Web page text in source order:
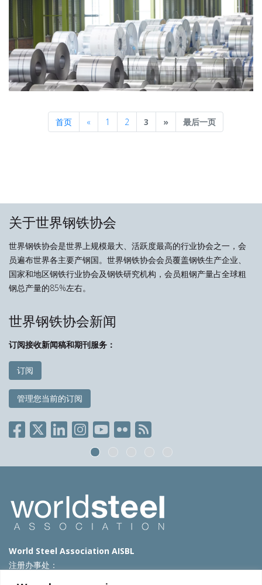
首页 «Previous
1 2 3 »Next最后一页
关于世界钢铁协会
世界钢铁协会是世界上规模最大、活跃度最高的行业协会之一，会
员遍布世界各主要产钢国。世界钢铁协会会员覆盖钢铁生产企业、
国家和地区钢铁行业协会及钢铁研究机构，会员粗钢产量占全球粗
钢总产量的85%左右。
世界钢铁协会新闻
订阅接收新闻稿和期刊服务：
订阅
管理您当前的订阅
World Steel Association AISBL
注册办事处：